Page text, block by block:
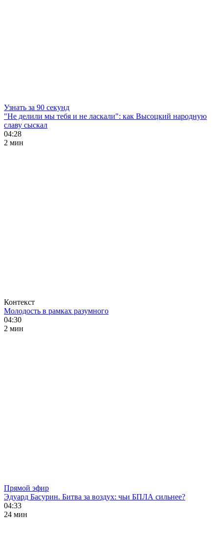
Узнать за 90 секунд
"Не делили мы тебя и не ласкали": как Высоцкий народную
славу сыскал
04:28
2 мин
Контекст
Молодость в рамках разумного
04:30
2 мин
Прямой эфир
Эдуард Басурин. Битва за воздух: чьи БПЛА сильнее?
04:33
24 мин